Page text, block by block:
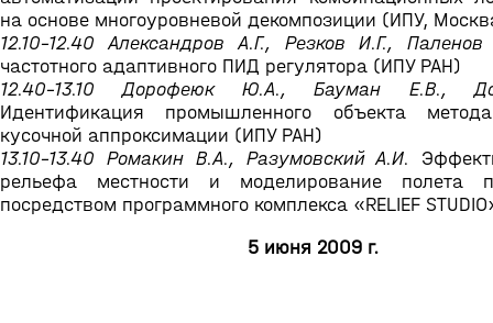
на основе многоуровневой декомпозиции (ИПУ,
12.10-12.40 Александров А.Г., Резков И.Г.,
частотного адаптивного ПИД регулятора (ИПУ РАН)
12.40-13.10 Дорофеюк Ю.А., Бауман Е.В.,
Идентификация промышленного объекта
кусочной аппроксимации (ИПУ РАН)
13.10-13.40 Ромакин В.А., Разумовский А.И.
рельефа местности и моделирование полета
посредством программного комплекса «RELIEF
5 июня 2009 г.